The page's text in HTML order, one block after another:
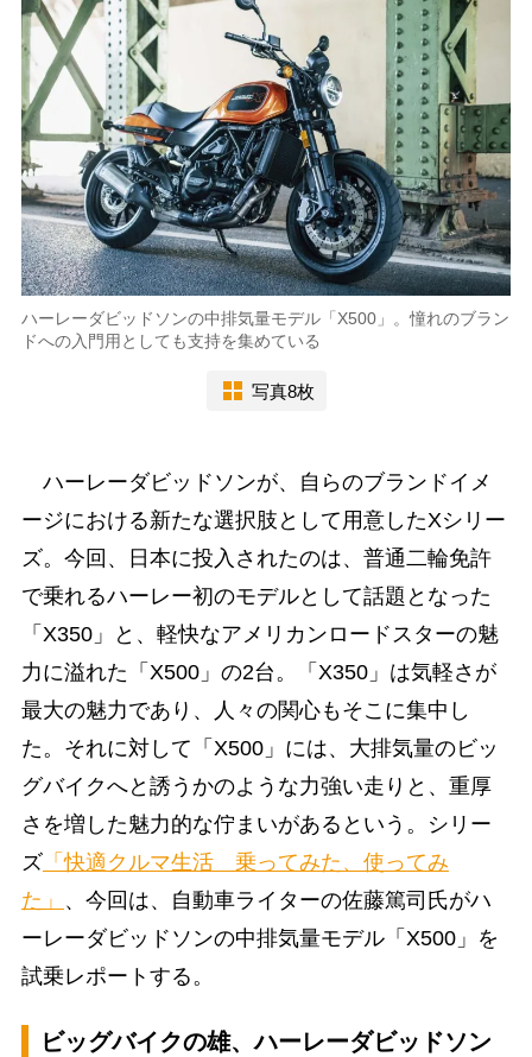
ハーレーダビッドソンの中排気量モデル「X500」。憧れのブラン
ドへの入門用としても支持を集めている
写真8枚
ハーレーダビッドソンが、自らのブランドイメ
ージにおける新たな選択肢として用意したXシリー
ズ。今回、日本に投入されたのは、普通二輪免許
で乗れるハーレー初のモデルとして話題となった
「X350」と、軽快なアメリカンロードスターの魅
力に溢れた「X500」の2台。「X350」は気軽さが
最大の魅力であり、人々の関心もそこに集中し
た。それに対して「X500」には、大排気量のビッ
グバイクへと誘うかのような力強い走りと、重厚
さを増した魅力的な佇まいがあるという。シリー
ズ「快適クルマ生活 乗ってみた、使ってみ
た」 、今回は、自動車ライターの佐藤篤司氏がハ
ーレーダビッドソンの中排気量モデル「X500」を
試乗レポートする。
ビッグバイクの雄、ハーレーダビッドソン